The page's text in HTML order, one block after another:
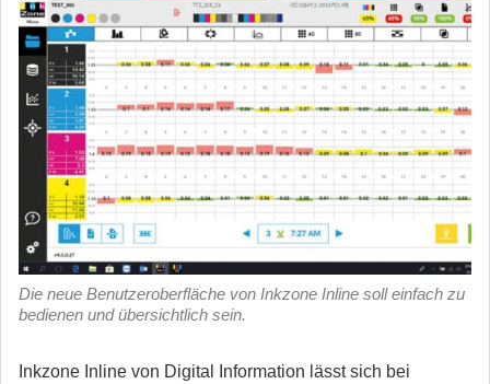
Die neue Benutzeroberfläche von Inkzone Inline soll einfach zu
bedienen und übersichtlich sein.
Inkzone Inline von Digital Information lässt sich bei